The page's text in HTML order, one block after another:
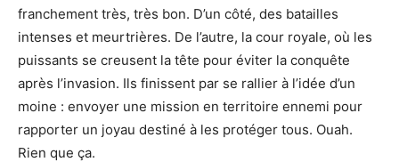
franchement très, très bon. D’un côté, des batailles
intenses et meurtrières. De l’autre, la cour royale, où les
puissants se creusent la tête pour éviter la conquête
après l’invasion. Ils finissent par se rallier à l’idée d’un
moine : envoyer une mission en territoire ennemi pour
rapporter un joyau destiné à les protéger tous. Ouah.
Rien que ça.